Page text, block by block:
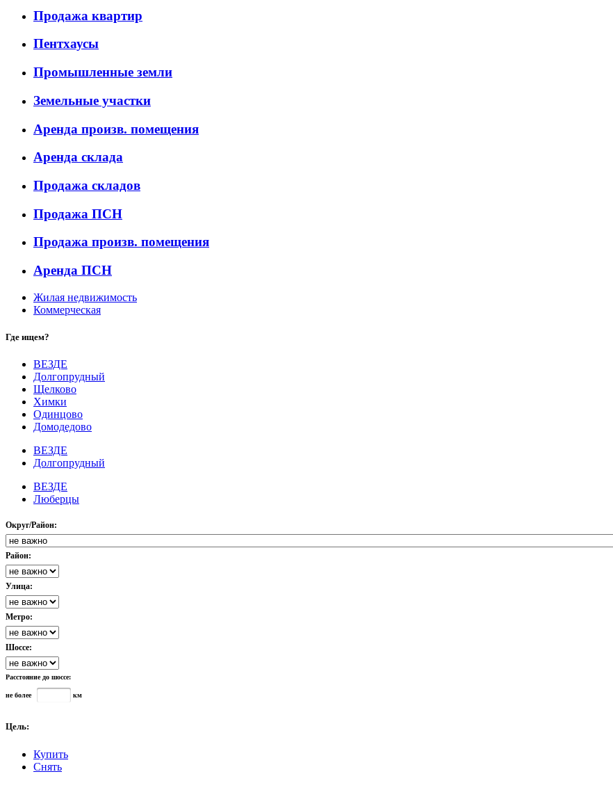
Продажа квартир
Пентхаусы
Промышленные земли
Земельные участки
Аренда произв. помещения
Аренда склада
Продажа складов
Продажа ПСН
Продажа произв. помещения
Аренда ПСН
Жилая недвижимость
Коммерческая
Где ищем?
ВЕЗДЕ
Долгопрудный
Щелково
Химки
Одинцово
Домодедово
ВЕЗДЕ
Долгопрудный
ВЕЗДЕ
Люберцы
Округ/Район:
Район:
Улица:
Метро:
Шоссе:
Расстояние до шоссе:
не более км
Цель:
Купить
Снять